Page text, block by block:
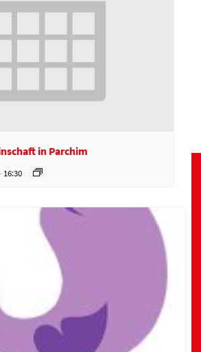
in Parchim
16:30